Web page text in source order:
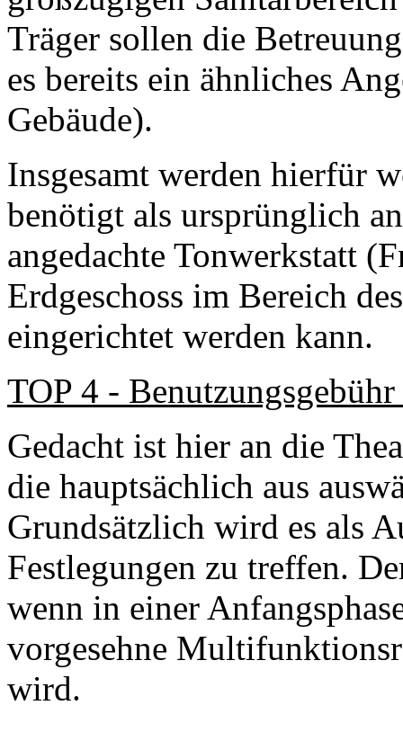
Träger sollen die
es bereits ein ähnliches
Gebäude).
Insgesamt werden hierfür
benötigt als ursprünglich
angedachte Tonwerkstatt
Erdgeschoss im Bereich
eingerichtet werden kann.
TOP 4 -
Gedacht ist hier an die
die hauptsächlich aus
Grundsätzlich wird es als
Festlegungen zu treffen.
wenn in einer
vorgesehne
wird.